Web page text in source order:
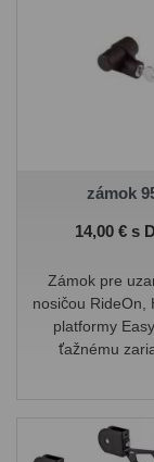
zámok
Cena
14,00 € s
Zámok pre
nosičou RideOn,
platformy
ťažnému